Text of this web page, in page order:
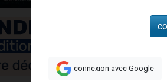
2 personnes viennent de nous rejoindre sur
13 personnes viennent de demander une
Il reste 49 places pour étudier en groupe sur
30 personnes viennent de faire un don pour
12 nouvelles musiques dans Torah-Box Music
connexion avec Google